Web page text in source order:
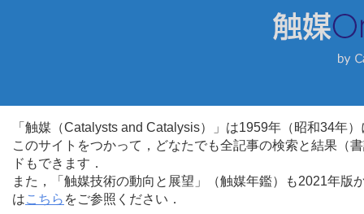
「触媒（Catalysts and Catalysis）」は1959年（昭和34年
このサイトをつかって，どなたでも全記事の検索と結果（
ドもできます．
また，「触媒技術の動向と展望」（触媒年鑑）も2021年
はこちら をご参照ください．